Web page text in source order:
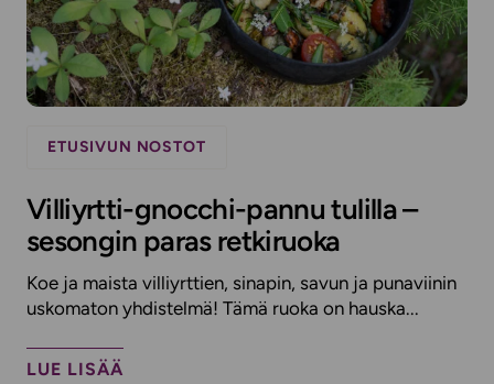
ETUSIVUN NOSTOT
Villiyrtti-gnocchi-pannu tulilla –
sesongin paras retkiruoka
Koe ja maista villiyrttien, sinapin, savun ja punaviinin
uskomaton yhdistelmä! Tämä ruoka on hauska...
LUE LISÄÄ